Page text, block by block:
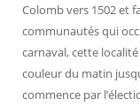
Colomb vers 1502 et
communautés qui
carnaval, cette
couleur du matin
commence par